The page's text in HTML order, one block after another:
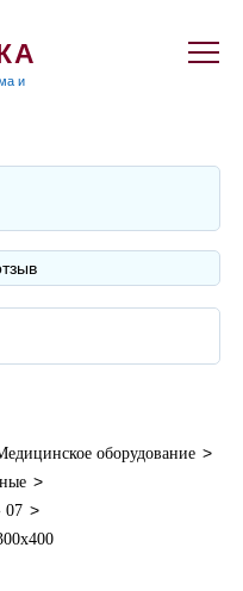
и
оборудование >
>
07 >